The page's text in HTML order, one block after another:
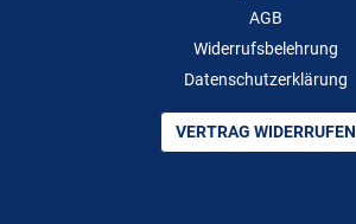
AGB
Widerrufsbelehrung
Datenschutzerklärung
VERTRAG WIDERRUFEN